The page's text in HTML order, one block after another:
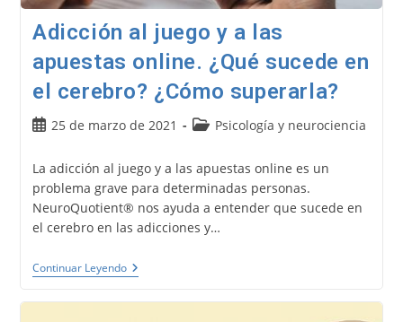
Adicción al juego y a las
apuestas online. ¿Qué sucede en
el cerebro? ¿Cómo superarla?
Publicación
la
entrada:
25 de marzo de 2021
Categoría
entrada:
Psicología y neurociencia
La adicción al juego y a las apuestas online es un
problema grave para determinadas personas.
NeuroQuotient® nos ayuda a entender que sucede en
el cerebro en las adicciones y…
Continuar LeyendoAdicción
Al